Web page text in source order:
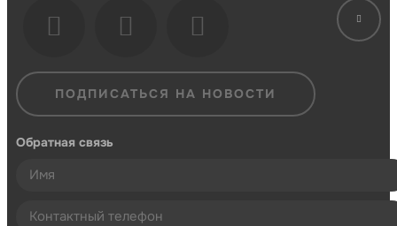
ПОДПИСАТЬСЯ НА НОВОСТИ
Обратная связь